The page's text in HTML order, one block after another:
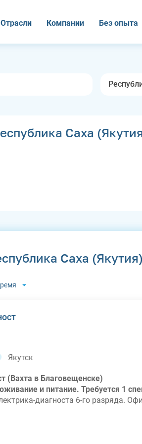
Отрасли Компании Без опыта
Саха
Саха (Якутия)
Якутск
(Вахта в Благовещенске)
и питание. Требуется 1
диагноста 6-го разряда.
вахту (чистыми на руки).